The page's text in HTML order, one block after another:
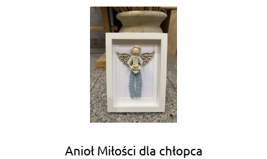
Anioł Miłości dla chłopca